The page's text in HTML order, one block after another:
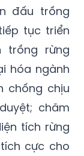
đấu trồng
tục triển
trồng rừng
hóa ngành
chống chịu
chăm
tích rừng
cực cho